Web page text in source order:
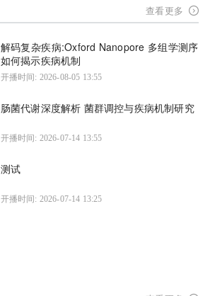
查看更多
解码复杂疾病:Oxford Nanopore 多组学测序
如何揭示疾病机制
开播时间: 2026-08-05 13:55
肠菌代谢深度解析 菌群调控与疾病机制研究
开播时间: 2026-07-14 13:55
测试
开播时间: 2026-07-14 13:25